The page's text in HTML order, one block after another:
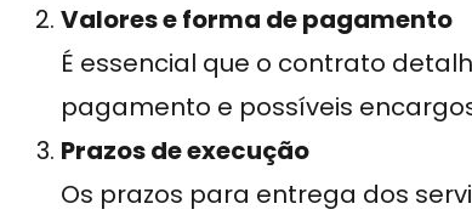
Valores e forma de pagamento
É essencial que o contrato
pagamento e possíveis
Prazos de execução
Os prazos para entrega dos